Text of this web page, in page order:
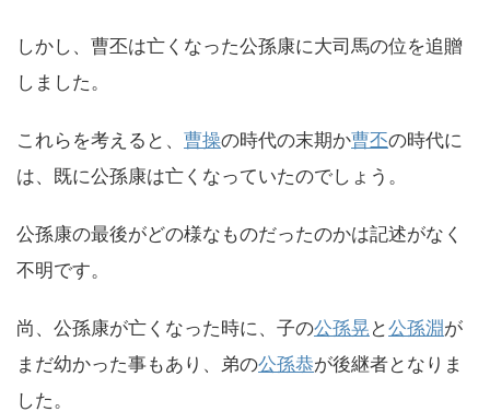
しかし、曹丕は亡くなった公孫康に大司馬の位を追贈
しました。
これらを考えると、 曹操の時代の末期か曹丕の時代に
は、既に公孫康は亡くなっていたのでしょう。
公孫康の最後がどの様なものだったのかは記述がなく
不明です。
尚、公孫康が亡くなった時に、子の公孫晃 と公孫淵が
まだ幼かった事もあり、弟の公孫恭が後継者となりま
した。